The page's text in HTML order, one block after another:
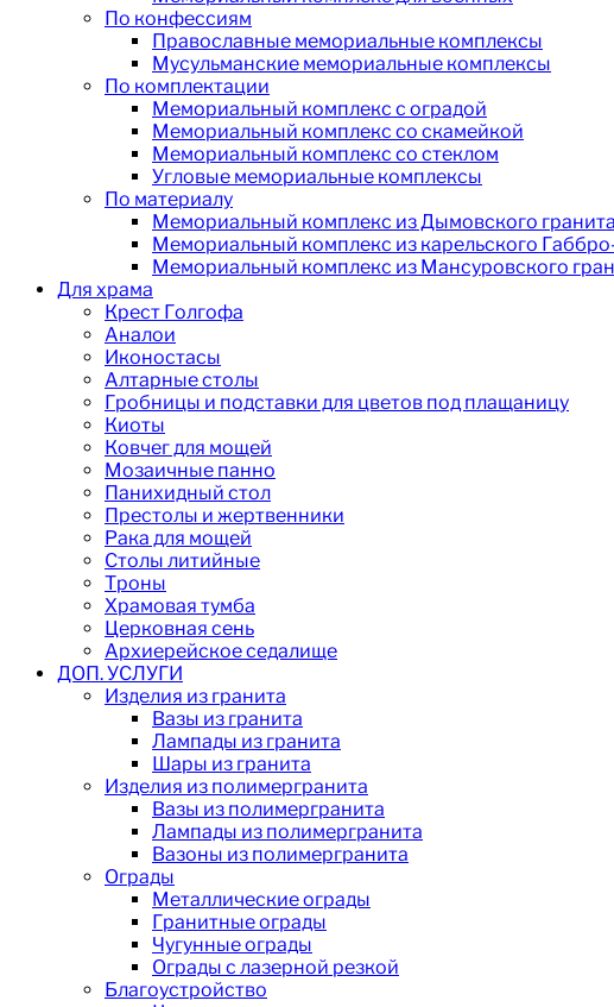
По конфессиям
Православные мемориальные комплексы
Мусульманские мемориальные комплексы
По комплектации
Мемориальный комплекс с оградой
Мемориальный комплекс со скамейкой
Мемориальный комплекс со стеклом
Угловые мемориальные комплексы
По материалу
Мемориальный комплекс из Дымовского гранита
Мемориальный комплекс из карельского
Мемориальный комплекс из Мансуровского
Для храма
Крест Голгофа
Аналои
Иконостасы
Алтарные столы
Гробницы и подставки для цветов под плащаницу
Киоты
Ковчег для мощей
Мозаичные панно
Панихидный стол
Престолы и жертвенники
Рака для мощей
Столы литийные
Троны
Храмовая тумба
Церковная сень
Архиерейское седалище
ДОП. УСЛУГИ
Изделия из гранита
Вазы из гранита
Лампады из гранита
Шары из гранита
Изделия из полимергранита
Вазы из полимергранита
Лампады из полимергранита
Вазоны из полимергранита
Ограды
Металлические ограды
Гранитные ограды
Чугунные ограды
Ограды с лазерной резкой
Благоустройство